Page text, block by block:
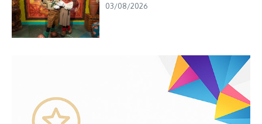
03/08/2026